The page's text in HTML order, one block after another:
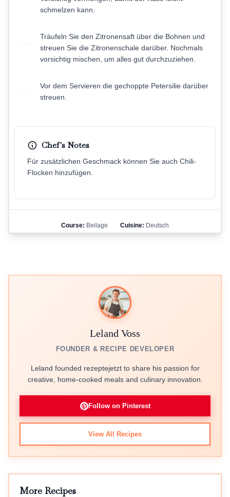
schmelzen kann.
Träufeln Sie den Zitronensaft über die Bohnen und
streuen Sie die Zitronenschale darüber. Nochmals
vorsichtig mischen, um alles gut durchzuziehen.
Vor dem Servieren die gechoppte Petersilie darüber
streuen.
Chef's Notes
Für zusätzlichen Geschmack können Sie auch Chili-
Flocken hinzufügen.
Course: Beilage Cuisine: Deutsch
Leland Voss
FOUNDER & RECIPE DEVELOPER
Leland founded rezeptejetzt to share his passion for
creative, home-cooked meals and culinary innovation.
Follow on Pinterest
View All Recipes
More Recipes